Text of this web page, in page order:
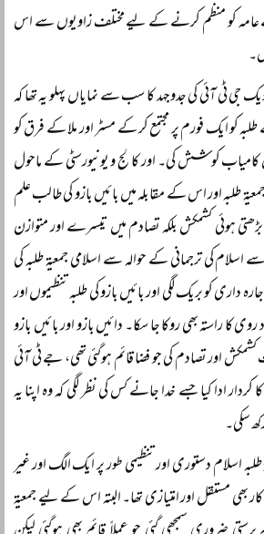
عامہ کو منظم کرنے کے لیے مختلف زاویوں سے اس
نزدیک جی ٹی آئی کی جدوجہد کا سب سے نمایاں پہلو یہ تھا کہ
کو ایک فورم پر مجتمع کر کے مسٹر اور ملا کے فرق کو
کوشش کی۔ اور کالج و یونیورسٹی کے ماحول
طلبہ اور اس کے مقابلہ میں بائیں بازو کی طالب علم
ہوئی کشمکش بلکہ تصادم میں تیسرے اور متوازن
اسلام کی ترجمانی کے حوالہ سے اسلامی جمعیۃ طلبہ کی
داری کو بریک لگی اور بائیں بازو کی طلبہ تنظیموں اور
روی کا راستہ بھی روکا جا سکا۔ دائیں بازو اور بائیں بازو
اور تصادم کی جو فضا قائم ہوگئی تھی، جے ٹی آئی
ادا کیا جسے خدا جانے کس کی نظر لگی کہ وہ اپنا یہ
سکی۔
۵، ۶، ۷۔ جمعیۃ طلبہ اسلام دستوری اور تنظیمی طور پر ایک الگ اور غیر
بھی مستقل اور امتیازی تھا۔ البتہ اس کے لیے جمعیۃ